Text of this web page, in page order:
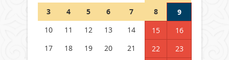
Шетелде жүрген Қазақстан
азаматтары қалай дауыс бере
3
4 5 6 7 8
9
10
11 12 13 14 15
16
17
18 19 20 21 22
23